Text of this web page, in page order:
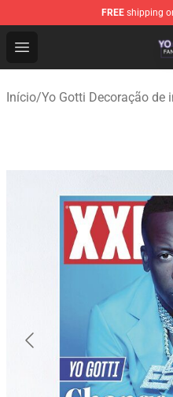
FREE shipping
Open menu
Yo Gotti Shop - Official
Início/Yo Gotti Decoração de